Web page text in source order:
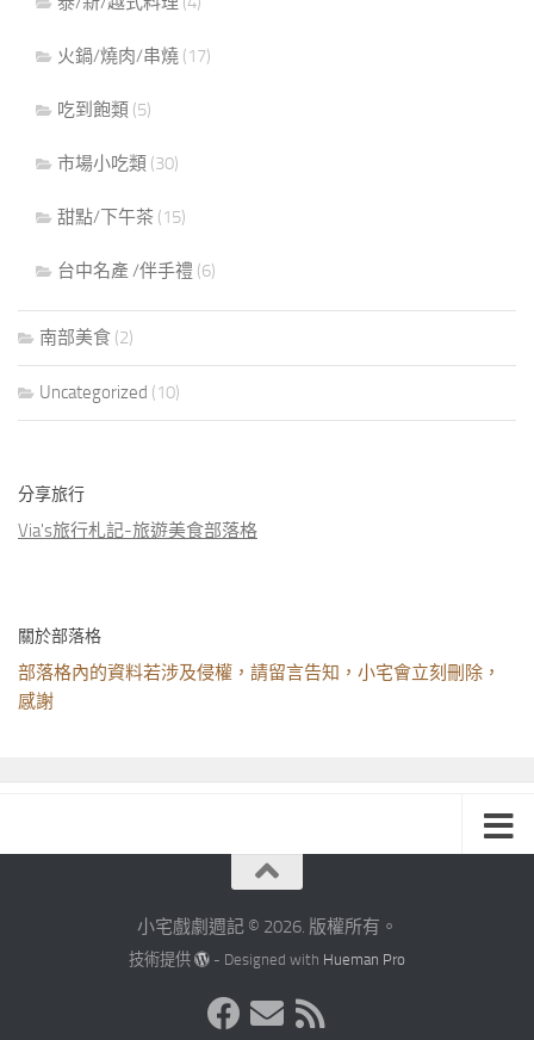
火鍋/燒肉/串燒 (17)
吃到飽類 (5)
市場小吃類 (30)
甜點/下午茶 (15)
台中名產 /伴手禮 (6)
南部美食 (2)
Uncategorized (10)
分享旅行
Via's旅行札記-旅遊美食部落格
關於部落格
部落格內的資料若涉及侵權，請留言告知，小宅會立刻刪除，
感謝
小宅戲劇週記 © 2026. 版權所有。
技術提供 - Designed with Hueman Pro